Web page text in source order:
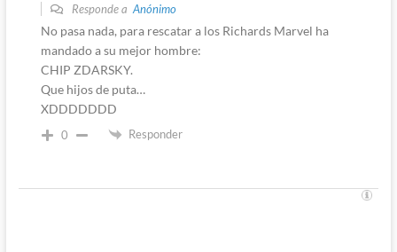
Responde a Anónimo
No pasa nada, para rescatar a los Richards Marvel ha
mandado a su mejor hombre:
CHIP ZDARSKY.
Que hijos de puta…
XDDDDDDD
0 Responder